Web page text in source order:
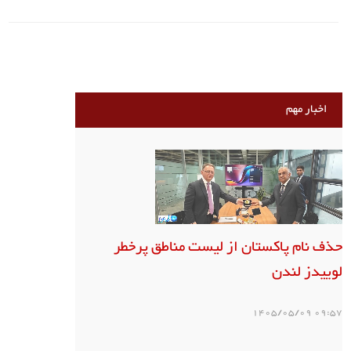
اخبار مهم
حذف نام پاکستان از لیست مناطق پرخطر
لوییدز لندن
09:57 1405/05/09